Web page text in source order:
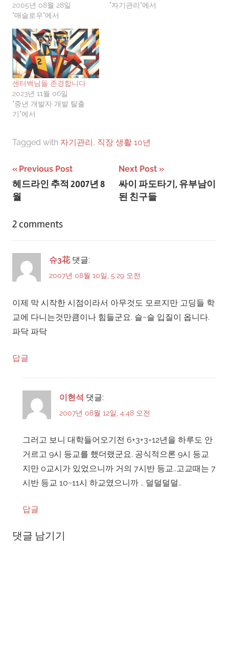
예전에 이런게 있었지'라고
생각만 하고 있었는데, 오늘
우선 매슬로우의 욕구 5단
계는 자기실현욕구 -> 스스
로 완성되고 만족할 수 있는
사람이 되려는 욕구이다.자
존욕구 -> 자기 존중 및 타
인의 존경을 받으려는 욕구
이다.사회적욕구 ->…
2005년 08월 28일
"매슬로우"에서
서전등을 많이 보며 그들이
"자기관리"에서
센터백님들 존경합니다
2023년 11월 06일
"중년 개발자 개발 탈출
기"에서
Tagged with 자기관리, 직장 생활 10년
글
탐
Previous Post
헤드라인 추적 2007년 8
월
Next Post
싸이 파도타기, 유부남이
된 친구들
2 comments
슈3花 댓글:
2007년 08월 10일, 5:29 오전
이제 막 시작한 시점이라서 아무것도 모르지만 고딩들 학
교에 다니는것만큼이나 힘들군요. 슬~슬 입질이 옵니다.
파닥 파닥
답글
이현석 댓글:
2007년 08월 12일, 4:48 오전
그러고 보니 대학들어오기전 6+3+3=12년을 하루도 안
거르고 9시 등교를 했더랬군요. 공식적으론 9시 등교
지만 0교시가 있었으니까 거의 7시반 등교..고교때는 7
시반 등교 10~11시 하교였으니까 .. 덜덜덜덜..
답글
댓글 남기기